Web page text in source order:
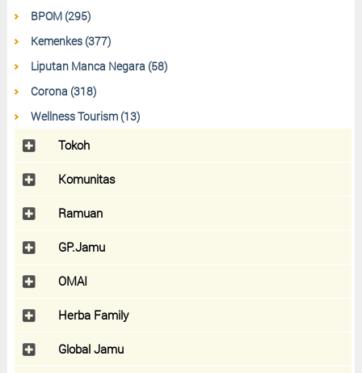
BPOM (295)
Kemenkes (377)
Liputan Manca Negara (58)
Corona (318)
Wellness Tourism (13)
Tokoh
Komunitas
Ramuan
GP.Jamu
OMAI
Herba Family
Global Jamu